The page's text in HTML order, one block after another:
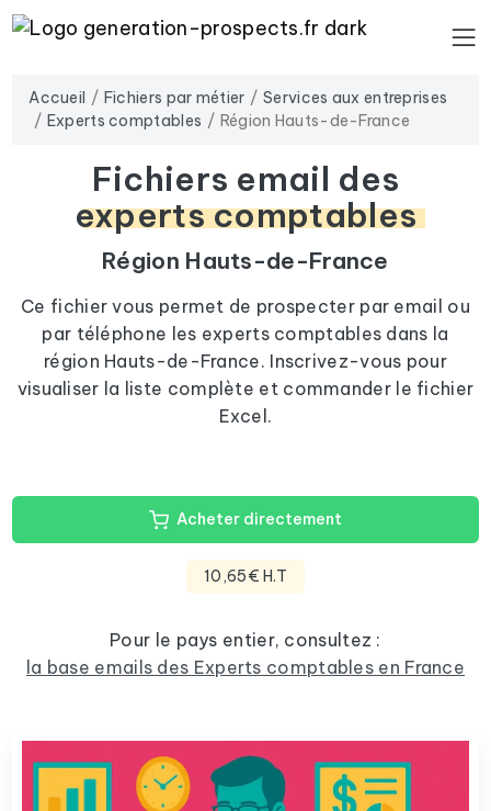
Accueil Fichiers par métier
Services aux entreprises
Experts comptables
Région Hauts-de-France
Fichiers email des
experts comptables
Région Hauts-de-France
Ce fichier vous permet de prospecter par email ou
par téléphone les experts comptables dans la
région Hauts-de-France. Inscrivez-vous pour
visualiser la liste complète et commander le fichier
Excel.
Acheter directement
10,65€ H.T
Pour le pays entier, consultez :
la base emails des Experts comptables en France